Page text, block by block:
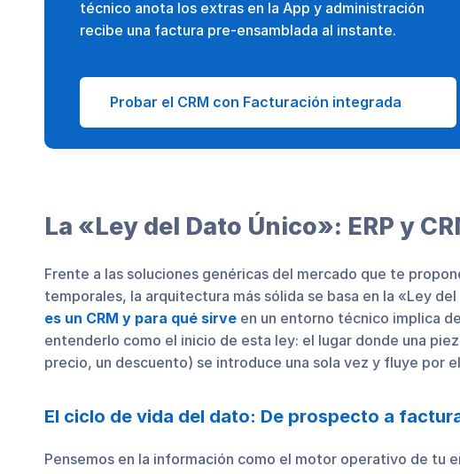
técnico anota los extras en la App y administración
recibe una factura pre-ensamblada al instante.
Probar el CRM con Facturación integrada
La «Ley del Dato Único»: ERP y
Frente a las soluciones genéricas del mercado que te
temporales, la arquitectura más sólida se basa en la «Ley
es un CRM y para qué sirve en un entorno técnico implica
entenderlo como el inicio de esta ley: el lugar donde una
precio, un descuento) se introduce una sola vez y fluye por
El ciclo de vida del dato: De prospecto a
Pensemos en la información como el motor operativo de tu